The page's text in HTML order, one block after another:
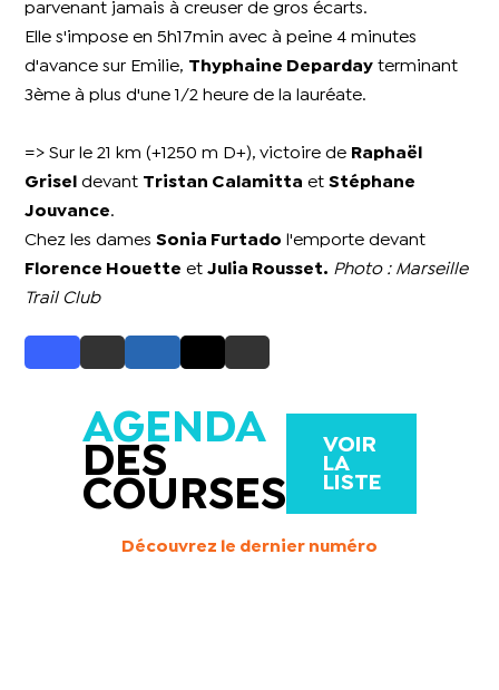
parvenant jamais à creuser de gros écarts.
Elle s'impose en 5h17min avec à peine 4 minutes
d'avance sur Emilie, Thyphaine Deparday terminant
3ème à plus d'une 1/2 heure de la lauréate.
=> Sur le 21 km (+1250 m D+), victoire de Raphaël
Grisel
devant Tristan Calamitta etStéphane
Jouvance.
Chez les damesSonia Furtado
l'emporte devant
Florence Houette etJulia Rousset. Photo : Marseille
Trail Club
AGENDA
DES
COURSES
VOIR
LA
LISTE
Découvrez le dernier numéro